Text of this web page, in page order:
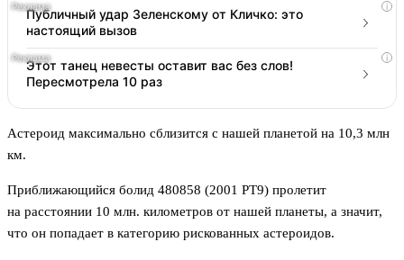
i
Публичный удар Зеленскому от Кличко: это
настоящий вызов
i
Этот танец невесты оставит вас без слов!
Пересмотрела 10 раз
Астероид максимально сблизится с нашей планетой на 10,3 млн
км.
Приближающийся болид 480858 (2001 РТ9) пролетит
на расстоянии 10 млн. километров от нашей планеты, а значит,
что он попадает в категорию рискованных астероидов.